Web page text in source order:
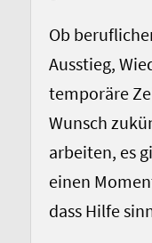
Ob
Ausstieg,
temporäre
Wunsch
arbeiten, es
einen
dass Hilfe